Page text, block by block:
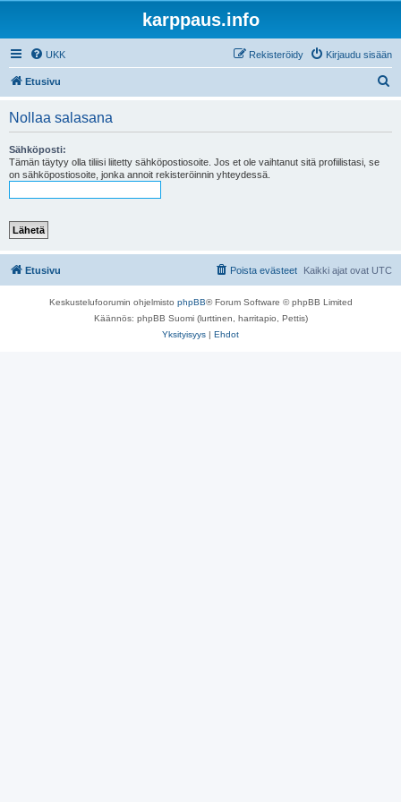
karppaus.info
UKK Kirjaudu sisään
Rekisteröidy
Etusivu
Nollaa salasana
Sähköposti:
Tämän täytyy olla tiliisi liitetty sähköpostiosoite. Jos et ole vaihtanut sitä profiilistasi, se
on sähköpostiosoite, jonka annoit rekisteröinnin yhteydessä.
Etusivu Kaikki ajat ovat UTC
Poista evästeet
Keskustelufoorumin ohjelmisto phpBB® Forum Software © phpBB Limited
Käännös: phpBB Suomi (lurttinen, harritapio, Pettis)
Yksityisyys | Ehdot